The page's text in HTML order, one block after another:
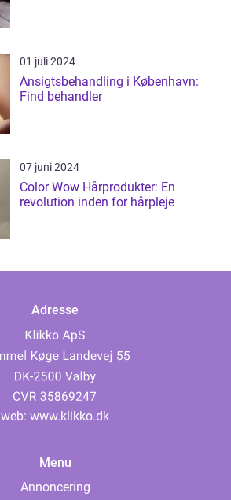
01 juli 2024
Ansigtsbehandling i København:
Find behandler
07 juni 2024
Color Wow Hårprodukter: En
revolution inden for hårpleje
Adresse
web: www.klikko.dk
Menu
Annoncering